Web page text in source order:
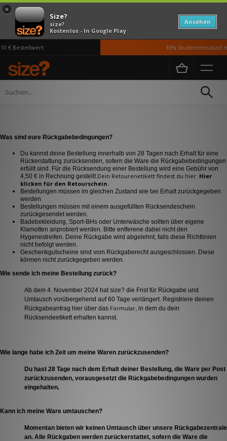
×
Size?
size?
Kostenlos - In Google Play
Ansehen
€ Bestellwert 10% Studentenrabatt
Home Rückgaben
Rückgaben
Was sind eure Rückgabebedingungen?
Du kannst deine Bestellung innerhalb von 28 Tagen nach Erhalt für eine
Rückerstattung zurücksenden, sofern die Ware die Rückgabebedingungen
erfüllt sind. Für die Rücksendung einer Bestellung wird eine Gebühr von
4,50 € in Rechnung gestellt.Dein Retourenetikett findest du hier. Hier
klicken für den Retourschein.
Bestellungen müssen im gleichen Zustand wie bei Erhalt zurückgegeben
werden
Bestellungen müssen mit einem ausgefüllten Rücksendeschein
zurückgesendet werden.
Badebekleidung, Sport-BHs oder Unterwäsche sollten über eigene
Klamotten anprobiert werden. Bitte entferene dabei nicht den
Hygenestreifen. Deine Rückgabe wird abgelehnt, falls diese Richtlinien
nicht befolgt werden.
Geschenkgutscheine sind vom Rückgaberecht ausgeschlossen. Diese
können nicht zurückgegeben werden.
Wie sende ich meine Bestellung zurück?
Ab dem 4. November 2024 hat size? die Frist für Rückgabe und
Umtausch vorübergehend auf 60 Tage verlängert. Registriere deinen
Rückgabeantrag hier über das Formular, in dem du dein
Rücksendeetikett erhalten kannst.
Wie lange habe ich Zeit um meine Waren zurückzusenden?
Du hast 28 Tage nach dem Erhalt deiner Bestellung, die Ware per Post
zurückzusenden, vorausgesetzt die Rückgabebedingungen wurden
eingehalten.
Kann ich meine Ware umtauschen?
Momentan bieten wir keinen Umtausch über unsere Rückgabezentrale
an. Alle Rückgaben werden zurückerstattet, sofern die Ware die